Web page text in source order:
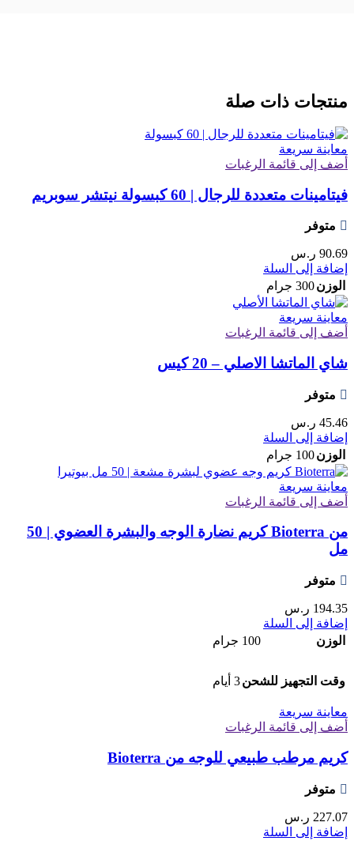
منتجات ذات صلة
معاينة سريعة
أضف إلى قائمة الرغبات
فيتامينات متعددة للرجال | 60 كبسولة نيتشر سوبريم
متوفر
90.69 ر.س
إضافة إلى السلة
الوزن300 جرام
معاينة سريعة
أضف إلى قائمة الرغبات
شاي الماتشا الاصلي – 20 كيس
متوفر
45.46 ر.س
إضافة إلى السلة
الوزن100 جرام
معاينة سريعة
أضف إلى قائمة الرغبات
من Bioterra كريم نضارة الوجه والبشرة العضوي | 50
مل
متوفر
194.35 ر.س
إضافة إلى السلة
الوزن
100 جرام
وقت التجهيز للشحن3 أيام
معاينة سريعة
أضف إلى قائمة الرغبات
كريم مرطب طبيعي للوجه من Bioterra
متوفر
227.07 ر.س
إضافة إلى السلة